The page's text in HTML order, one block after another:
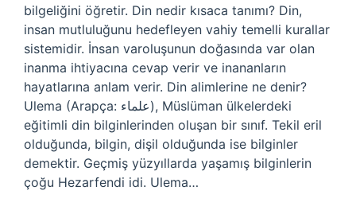
bilgeliğini öğretir. Din nedir kısaca tanımı? Din,
insan mutluluğunu hedefleyen vahiy temelli kurallar
sistemidir. İnsan varoluşunun doğasında var olan
inanma ihtiyacına cevap verir ve inananların
hayatlarına anlam verir. Din alimlerine ne denir?
Ulema (Arapça: علماء‎), Müslüman ülkelerdeki
eğitimli din bilginlerinden oluşan bir sınıf. Tekil eril
olduğunda, bilgin, dişil olduğunda ise bilginler
demektir. Geçmiş yüzyıllarda yaşamış bilginlerin
çoğu Hezarfendi idi. Ulema…